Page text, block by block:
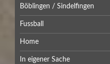
Böblingen / Sindelfingen
Fussball
Home
In eigener Sache